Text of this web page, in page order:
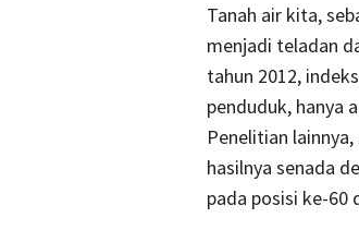
Tanah air kita,
menjadi teladan
tahun 2012,
penduduk, hanya
Penelitian
hasilnya senada
pada posisi ke-60